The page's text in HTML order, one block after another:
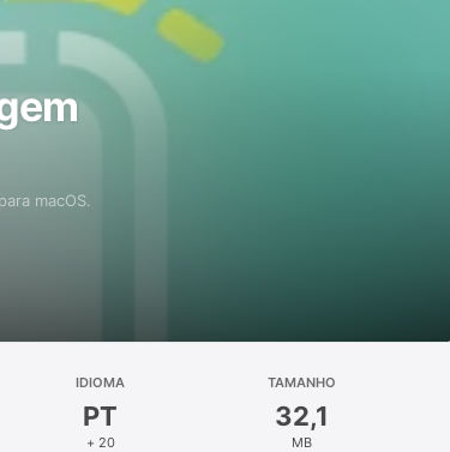
macOS.
IDIOMA
PT
+ 20
TAMANHO
32,1
MB